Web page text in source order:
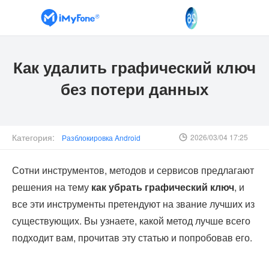
Как удалить графический ключ
без потери данных
Категория: Разблокировка Android 2026/03/04 17:25
Сотни инструментов, методов и сервисов предлагают
решения на тему как убрать графический ключ, и
все эти инструменты претендуют на звание лучших из
существующих. Вы узнаете, какой метод лучше всего
подходит вам, прочитав эту статью и попробовав его.